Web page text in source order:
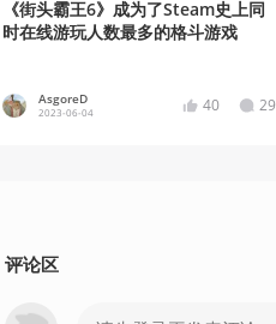
《街头霸王6》成为了Steam史上同
时在线游玩人数最多的格斗游戏
AsgoreD
2023-06-04 40 29
评论区